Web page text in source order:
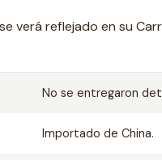
verá reflejado en su
No se entregaron
Importado de China.